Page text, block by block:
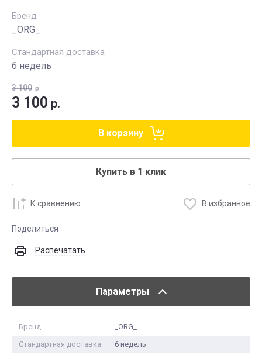
Бренд
_ORG_
Стандартная доставка
6 недель
3 100 р.
3 100 р.
В корзину
Купить в 1 клик
К сравнению В избранное
Поделиться
Распечатать
Параметры
Бренд
_ORG_
Стандартная доставка
6 недель